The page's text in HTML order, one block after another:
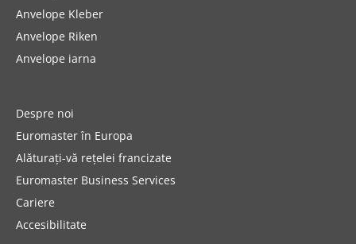
Anvelope Kleber
Anvelope Riken
Anvelope iarna
Despre noi
Euromaster în Europa
Alăturați-vă rețelei francizate
Euromaster Business Services
Cariere
Accesibilitate